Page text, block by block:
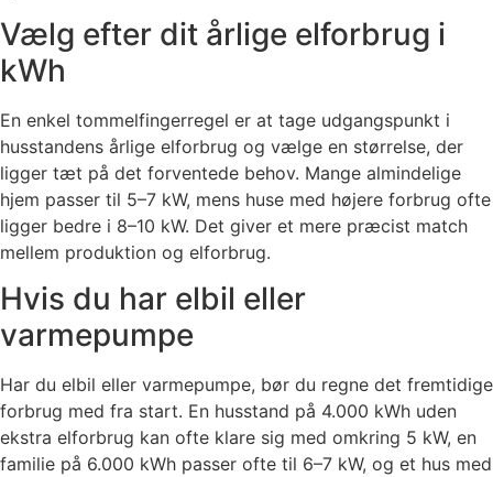
Vælg efter dit årlige elforbrug i
kWh
En enkel tommelfingerregel er at tage udgangspunkt i
husstandens årlige elforbrug og vælge en størrelse, der
ligger tæt på det forventede behov. Mange almindelige
hjem passer til 5–7 kW, mens huse med højere forbrug ofte
ligger bedre i 8–10 kW. Det giver et mere præcist match
mellem produktion og elforbrug.
Hvis du har elbil eller
varmepumpe
Har du elbil eller varmepumpe, bør du regne det fremtidige
forbrug med fra start. En husstand på 4.000 kWh uden
ekstra elforbrug kan ofte klare sig med omkring 5 kW, en
familie på 6.000 kWh passer ofte til 6–7 kW, og et hus med